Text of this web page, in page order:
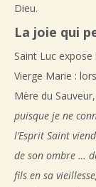
Dieu.
La joie qui
Saint Luc
Vierge Marie :
Mère du
puisque je ne
l’Esprit Saint
de son ombre …
fils en sa